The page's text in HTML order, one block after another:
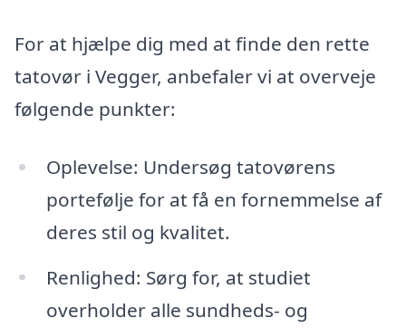
For at hjælpe dig med at finde den rette
tatovør i Vegger, anbefaler vi at overveje
følgende punkter:
Oplevelse: Undersøg tatovørens
portefølje for at få en fornemmelse af
deres stil og kvalitet.
Renlighed: Sørg for, at studiet
overholder alle sundheds- og